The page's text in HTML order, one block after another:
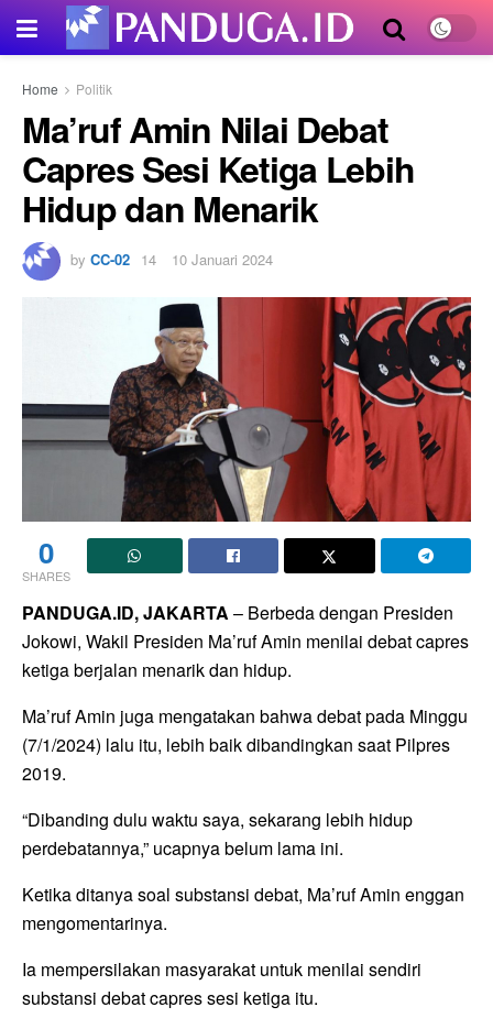
Home Politik
Ma’ruf Amin Nilai Debat
Capres Sesi Ketiga Lebih
Hidup dan Menarik
by CC-02 10 Januari 2024
0
SHARES
PANDUGA.ID, JAKARTA – Berbeda dengan Presiden
Jokowi, Wakil Presiden Ma’ruf Amin menilai debat capres
ketiga berjalan menarik dan hidup.
Ma’ruf Amin juga mengatakan bahwa debat pada Minggu
(7/1/2024) lalu itu, lebih baik dibandingkan saat Pilpres
2019.
“Dibanding dulu waktu saya, sekarang lebih hidup
perdebatannya,” ucapnya belum lama ini.
Ketika ditanya soal substansi debat, Ma’ruf Amin enggan
mengomentarinya.
Ia mempersilakan masyarakat untuk menilai sendiri
substansi debat capres sesi ketiga itu.